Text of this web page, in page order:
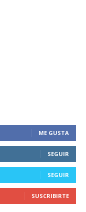
ME GUSTA
SEGUIR
SEGUIR
SUSCRIBIRTE